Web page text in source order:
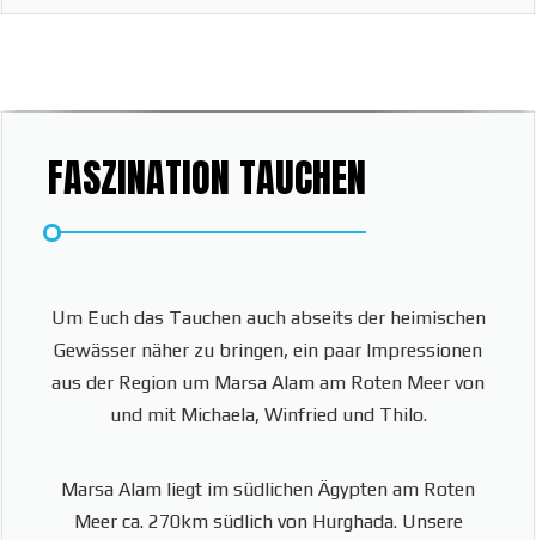
FASZINATION TAUCHEN
Um Euch das Tauchen auch abseits der heimischen
Gewässer näher zu bringen, ein paar Impressionen
aus der Region um Marsa Alam am Roten Meer von
und mit Michaela, Winfried und Thilo.
Marsa Alam liegt im südlichen Ägypten am Roten
Meer ca. 270km südlich von Hurghada. Unsere